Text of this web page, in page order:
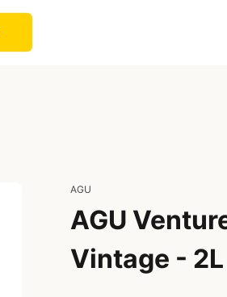
AGU
AGU
Vintage - 2L